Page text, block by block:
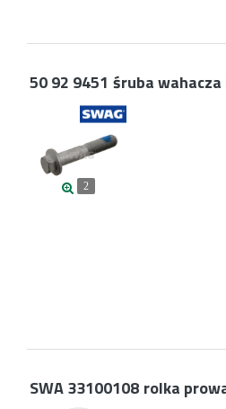
50 92 9451 śruba wahacza
2
SWA 33100108 rolka